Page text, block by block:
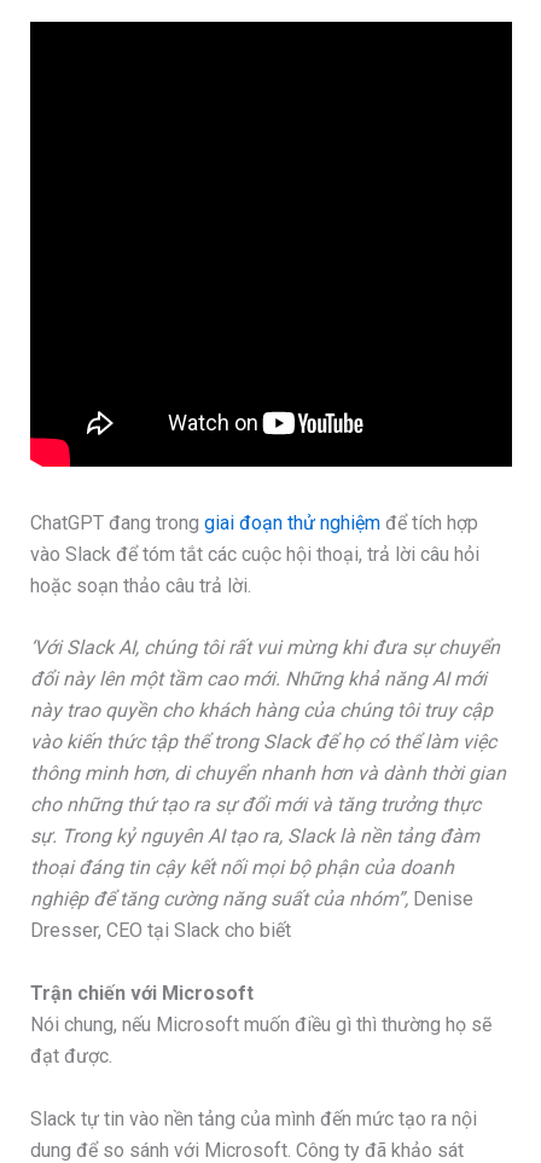
ChatGPT đang trong giai đoạn thử nghiệm để tích hợp
vào Slack để tóm tắt các cuộc hội thoại, trả lời câu hỏi
hoặc soạn thảo câu trả lời.
‘Với Slack AI, chúng tôi rất vui mừng khi đưa sự chuyển
đổi này lên một tầm cao mới. Những khả năng AI mới
này trao quyền cho khách hàng của chúng tôi truy cập
vào kiến thức tập thể trong Slack để họ có thể làm việc
thông minh hơn, di chuyển nhanh hơn và dành thời gian
cho những thứ tạo ra sự đổi mới và tăng trưởng thực
sự. Trong kỷ nguyên AI tạo ra, Slack là nền tảng đàm
thoại đáng tin cậy kết nối mọi bộ phận của doanh
nghiệp để tăng cường năng suất của nhóm”, Denise
Dresser, CEO tại Slack cho biết
Trận chiến với Microsoft
Nói chung, nếu Microsoft muốn điều gì thì thường họ sẽ
đạt được.
Slack tự tin vào nền tảng của mình đến mức tạo ra nội
dung để so sánh với Microsoft. Công ty đã khảo sát